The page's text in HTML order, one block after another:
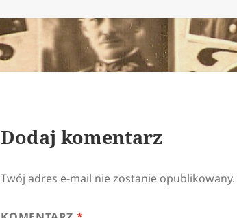
Dodaj komentarz
Twój adres e-mail nie zostanie opublikowany.